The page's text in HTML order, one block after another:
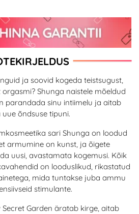
ja soovid kogeda teistsugust,
Shunga naistele mõeldud
parandada sinu intiimelu ja aitab
õndsuse tipuni.
sari Shunga on loodud
armumine on kunst, ja õigete
uusi, avastamata kogemusi. Kõik
on looduslikud, rikastatud
mida tuntakse juba ammu
stimulante.
Garden äratab kirge, aitab